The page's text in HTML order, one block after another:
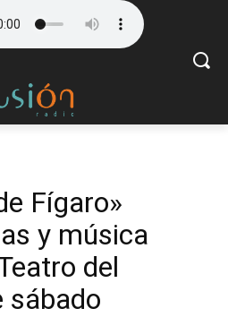
Fígaro»
y música
del
sábado